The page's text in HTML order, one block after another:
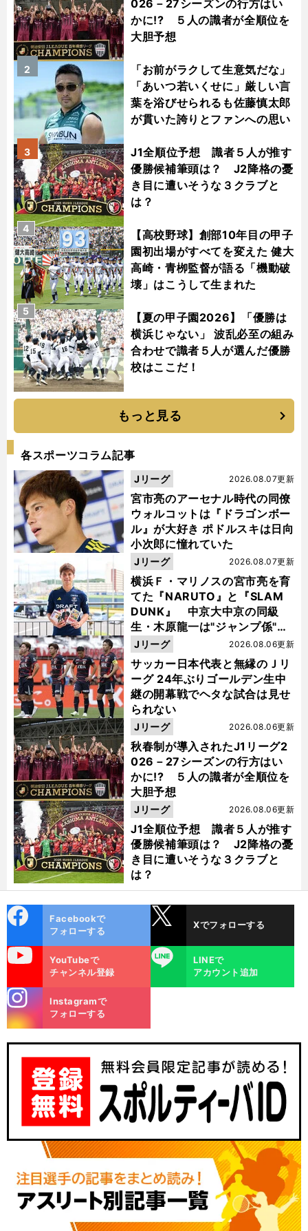
026－27シーズンの行方はい
かに!? ５人の識者が全順位を
大胆予想
「お前がラクして生意気だな」
「あいつ若いくせに」厳しい言
葉を浴びせられるも佐藤慎太郎
が貫いた誇りとファンへの思い
2
J1全順位予想 識者５人が推す
優勝候補筆頭は？ J2降格の憂
き目に遭いそうな３クラブと
は？
3
【高校野球】創部10年目の甲子
園初出場がすべてを変えた 健大
高崎・青栁監督が語る「機動破
壊」はこうして生まれた
4
【夏の甲子園2026】「優勝は
横浜じゃない」 波乱必至の組み
合わせで識者５人が選んだ優勝
校はここだ！
5
もっと見る
各スポーツコラム記事
宮市亮のアーセナル時代の同僚
ウォルコットは『ドラゴンボー
ル』が大好き ポドルスキは日向
小次郎に憧れていた
2026.08.07更新
Jリーグ
横浜Ｆ・マリノスの宮市亮を育
てた『NARUTO』と『SLAM
DUNK』 中京大中京の同級
生・木原龍一は"ジャンプ係"だ
った
2026.08.07更新
Jリーグ
サッカー日本代表と無縁のＪリ
ーグ 24年ぶりゴールデン生中
継の開幕戦でヘタな試合は見せ
られない
2026.08.06更新
Jリーグ
秋春制が導入されたJ1リーグ2
026－27シーズンの行方はい
かに!? ５人の識者が全順位を
大胆予想
2026.08.06更新
Jリーグ
J1全順位予想 識者５人が推す
優勝候補筆頭は？ J2降格の憂
き目に遭いそうな３クラブと
は？
2026.08.06更新
Jリーグ
ok
Facebookで
フォローする
Xでフォローする
YouTubeで
チャンネル登録
LINE
LINEで
アカウント追加
m
Instagramで
フォローする